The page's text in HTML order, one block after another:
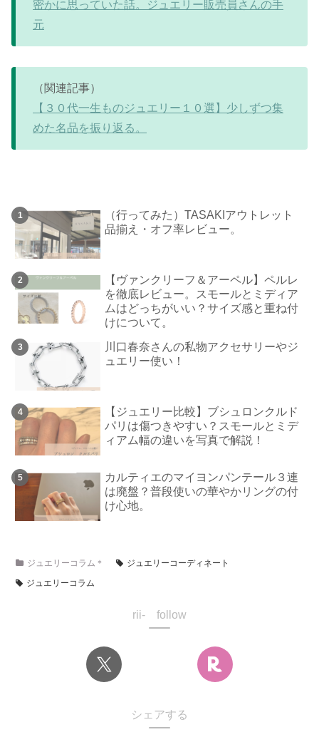
密かに思っていた話。ジュエリー販売員さんの手
元
（関連記事）
【３０代一生ものジュエリー１０選】少しずつ集
めた名品を振り返る。
（行ってみた）TASAKIアウトレット
品揃え・オフ率レビュー。
【ヴァンクリーフ＆アーペル】ペルレ
を徹底レビュー。スモールとミディア
ムはどっちがいい？サイズ感と重ね付
けについて。
川口春奈さんの私物アクセサリーやジ
ュエリー使い！
【ジュエリー比較】ブシュロンクルド
パリは傷つきやすい？スモールとミデ
ィアム幅の違いを写真で解説！
カルティエのマイヨンパンテール３連
は廃盤？普段使いの華やかリングの付
け心地。
ジュエリーコラム＊
ジュエリーコーディネート
ジュエリーコラム
rii- follow
シェアする